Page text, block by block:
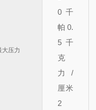
大压力
0 千
帕0.
5 千
克
力/
厘米
2